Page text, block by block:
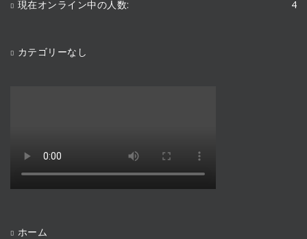
4
現在オンライン中の人数:
カテゴリーなし
ホーム